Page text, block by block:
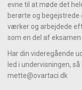
evne til at møde det
berørte og
værker og arbejdede
som en del af eksamen
Har din videregående
led i undervisningen,
mette@ovartaci.dk